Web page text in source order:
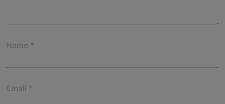
Name *
Email *